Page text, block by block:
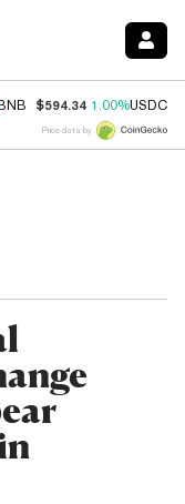
BNB $594.34 1.00%USDC
Price data by